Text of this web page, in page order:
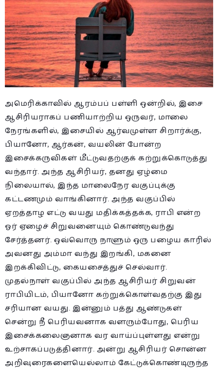
அமெரிக்காவில் ஆரம்பப் பள்ளி ஒன்றில், இசை
ஆசிரியராகப் பணியாற்றிய ஒருவர், மாலை
நேரங்களில், இசையில் ஆர்வமுள்ள சிறார்க்கு,
பியானோ, ஆர்கன், வயலின் போன்ற
இசைக்கருவிகள் மீட்டுவதற்குக் கற்றுக்கொடுத்து
வந்தார். அந்த ஆசிரியர், தனது ஏழ்மை
நிலையால், இந்த மாலைநேர வகுப்புக்கு
கட்டணமும் வாங்கினார். அந்த வகுப்பில்
ஏறத்தாழ எட்டு வயது மதிக்கத்தக்க, ராபி என்ற
ஓர் ஏழைச் சிறுவனையும் கொண்டுவந்து
சேர்த்தனர். ஒவ்வொரு நாளும் ஒரு பழைய காரில்
அவனது அம்மா வந்து இறங்கி, மகனை
இறக்கிவிட்டு, கையசைத்துச் செல்வார்.
முதல்நாள் வகுப்பில் அந்த ஆசிரியர் சிறுவன்
ராபியிடம், பியானோ கற்றுக்கொள்வதற்கு இது
சரியான வயது. இன்னும் பத்து ஆண்டுகள்
சென்று நீ பெரியவனாக வளரும்போது, பெரிய
இசைக்கலைஞனாக வர வாய்ப்புள்ளது என்று
உற்சாகப்படுத்தினார். அன்று ஆசிரியர் சொன்ன
அறிவுரைகளையெல்லாம் கேட்டுக்கொண்டிருந்த